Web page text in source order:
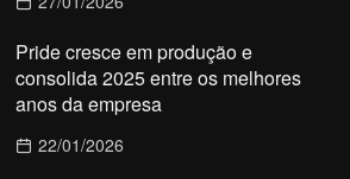
Pride cresce em produção e
consolida 2025 entre os melhores
anos da empresa
22/01/2026